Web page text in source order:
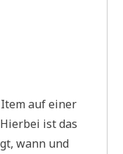
auf einer
ist das
wann und